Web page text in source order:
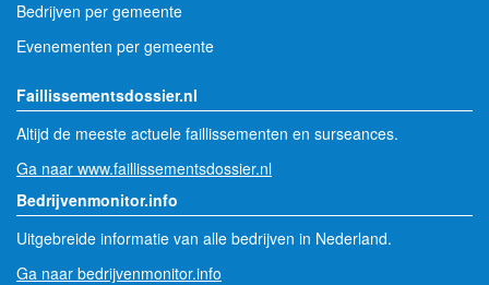
Bedrijven per gemeente
Evenementen per gemeente
Faillissementsdossier.nl
Altijd de meeste actuele faillissementen en surseances.
Ga naar www.faillissementsdossier.nl
Bedrijvenmonitor.info
Uitgebreide informatie van alle bedrijven in Nederland.
Ga naar bedrijvenmonitor.info